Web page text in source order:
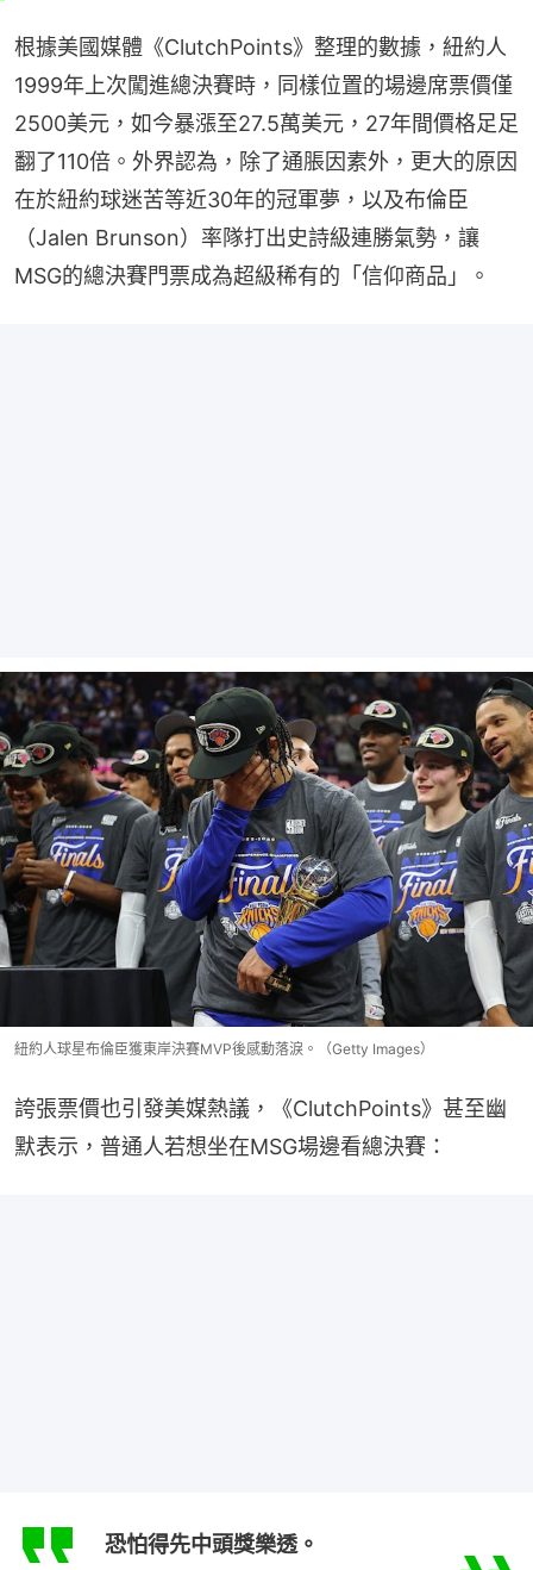
根據美國媒體《ClutchPoints》整理的數據，紐約人
1999年上次闖進總決賽時，同樣位置的場邊席票價僅
2500美元，如今暴漲至27.5萬美元，27年間價格足足
翻了110倍。外界認為，除了通脹因素外，更大的原因
在於紐約球迷苦等近30年的冠軍夢，以及布倫臣
（Jalen Brunson）率隊打出史詩級連勝氣勢，讓
MSG的總決賽門票成為超級稀有的「信仰商品」。
紐約人球星布倫臣獲東岸決賽MVP後感動落淚。（Getty Images）
誇張票價也引發美媒熱議，《ClutchPoints》甚至幽
默表示，普通人若想坐在MSG場邊看總決賽：
恐怕得先中頭獎樂透。